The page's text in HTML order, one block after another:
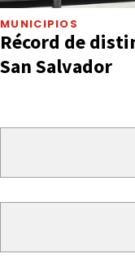
MUNICIPIOS
Récord de
San Salvador